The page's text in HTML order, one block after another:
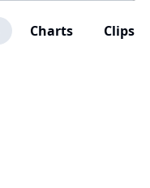
Charts Clips